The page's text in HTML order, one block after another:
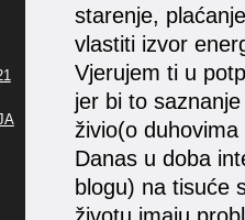
starenje,
vlastiti izvor
Vjerujem ti u
jer bi to
živio(o
Danas u doba
blogu) na tisuće